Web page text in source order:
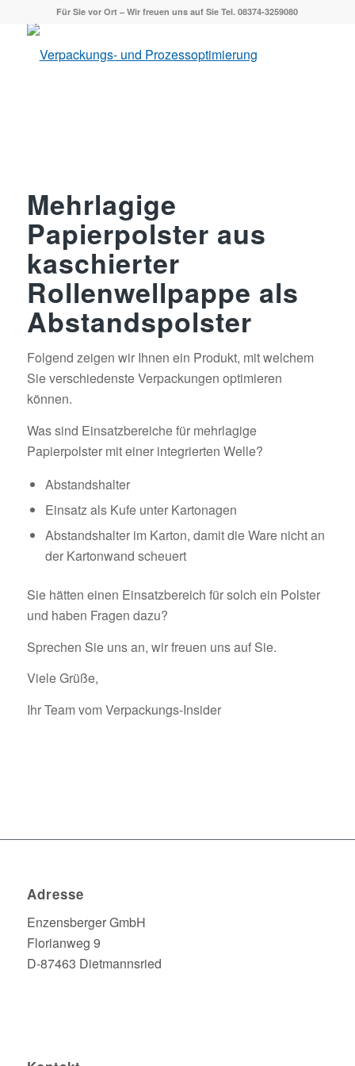
Für Sie vor Ort – Wir freuen uns auf Sie Tel. 08374-3259080
Mehrlagige
Papierpolster aus
kaschierter
Rollenwellpappe als
Abstandspolster
Folgend zeigen wir Ihnen ein Produkt, mit welchem
Sie verschiedenste Verpackungen optimieren
können.
Was sind Einsatzbereiche für mehrlagige
Papierpolster mit einer integrierten Welle?
Abstandshalter
Einsatz als Kufe unter Kartonagen
Abstandshalter im Karton, damit die Ware nicht an
der Kartonwand scheuert
Sie hätten einen Einsatzbereich für solch ein Polster
und haben Fragen dazu?
Sprechen Sie uns an, wir freuen uns auf Sie.
Viele Grüße,
Ihr Team vom Verpackungs-Insider
Adresse
Enzensberger GmbH
Florianweg 9
D-87463 Dietmannsried